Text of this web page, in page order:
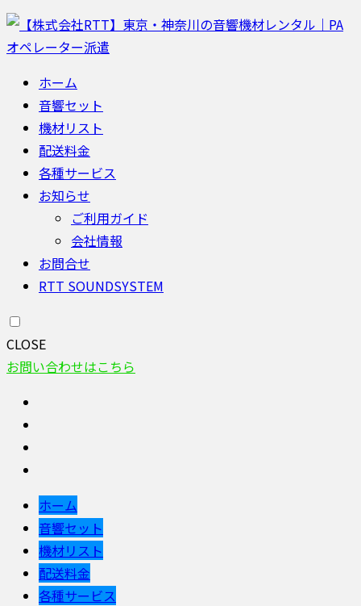
ホーム
音響セット
機材リスト
配送料金
各種サービス
お知らせ
ご利用ガイド
会社情報
お問合せ
RTT SOUNDSYSTEM
CLOSE
お問い合わせはこちら
ホーム
音響セット
機材リスト
配送料金
各種サービス